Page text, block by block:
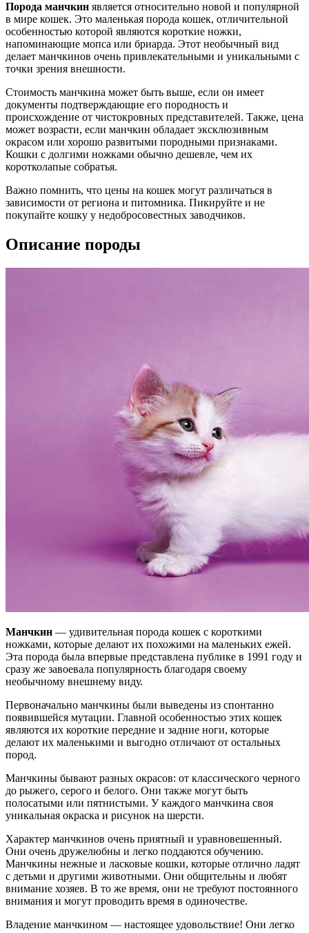
Порода манчкин является относительно новой и популярной
в мире кошек. Это маленькая порода кошек, отличительной
особенностью которой являются короткие ножки,
напоминающие мопса или бриарда. Этот необычный вид
делает манчкинов очень привлекательными и уникальными с
точки зрения внешности.
Стоимость манчкина может быть выше, если он имеет
документы подтверждающие его породность и
происхождение от чистокровных представителей. Также, цена
может возрасти, если манчкин обладает эксклюзивным
окрасом или хорошо развитыми породными признаками.
Кошки с долгими ножками обычно дешевле, чем их
коротколапые собратья.
Важно помнить, что цены на кошек могут различаться в
зависимости от региона и питомника. Пикируйте и не
покупайте кошку у недобросовестных заводчиков.
Описание породы
Манчкин — удивительная порода кошек с короткими
ножками, которые делают их похожими на маленьких ежей.
Эта порода была впервые представлена публике в 1991 году и
сразу же завоевала популярность благодаря своему
необычному внешнему виду.
Первоначально манчкины были выведены из спонтанно
появившейся мутации. Главной особенностью этих кошек
являются их короткие передние и задние ноги, которые
делают их маленькими и выгодно отличают от остальных
пород.
Манчкины бывают разных окрасов: от классического черного
до рыжего, серого и белого. Они также могут быть
полосатыми или пятнистыми. У каждого манчкина своя
уникальная окраска и рисунок на шерсти.
Характер манчкинов очень приятный и уравновешенный.
Они очень дружелюбны и легко поддаются обучению.
Манчкины нежные и ласковые кошки, которые отлично ладят
с детьми и другими животными. Они общительны и любят
внимание хозяев. В то же время, они не требуют постоянного
внимания и могут проводить время в одиночестве.
Владение манчкином — настоящее удовольствие! Они легко